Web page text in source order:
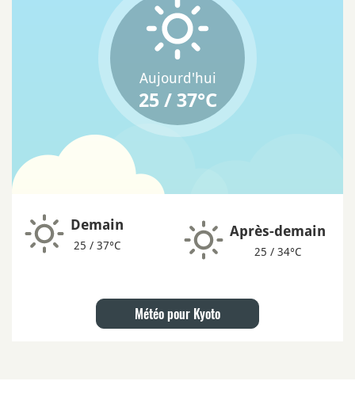
Aujourd'hui
25 / 37°C
Demain
25 / 37°C
Après-demain
25 / 34°C
Météo pour Kyoto